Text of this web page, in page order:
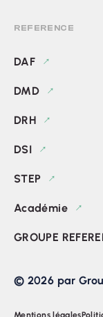
REFERENCE
DAF
DMD
DRH
DSI
STEP
Académie
GROUPE
© 2026 par
Mentions légales